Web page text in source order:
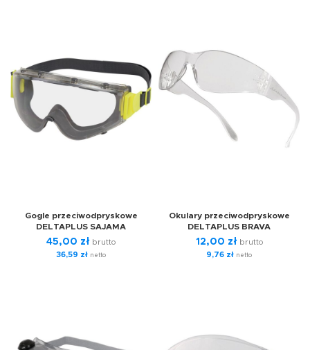
Gogle przeciwodpryskowe
DELTAPLUS SAJAMA
45,00 zł brutto
36,59 zł netto
Okulary przeciwodpryskowe
DELTAPLUS BRAVA
12,00 zł brutto
9,76 zł netto